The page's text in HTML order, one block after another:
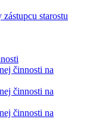
starostu
činnosti na
činnosti na
činnosti na